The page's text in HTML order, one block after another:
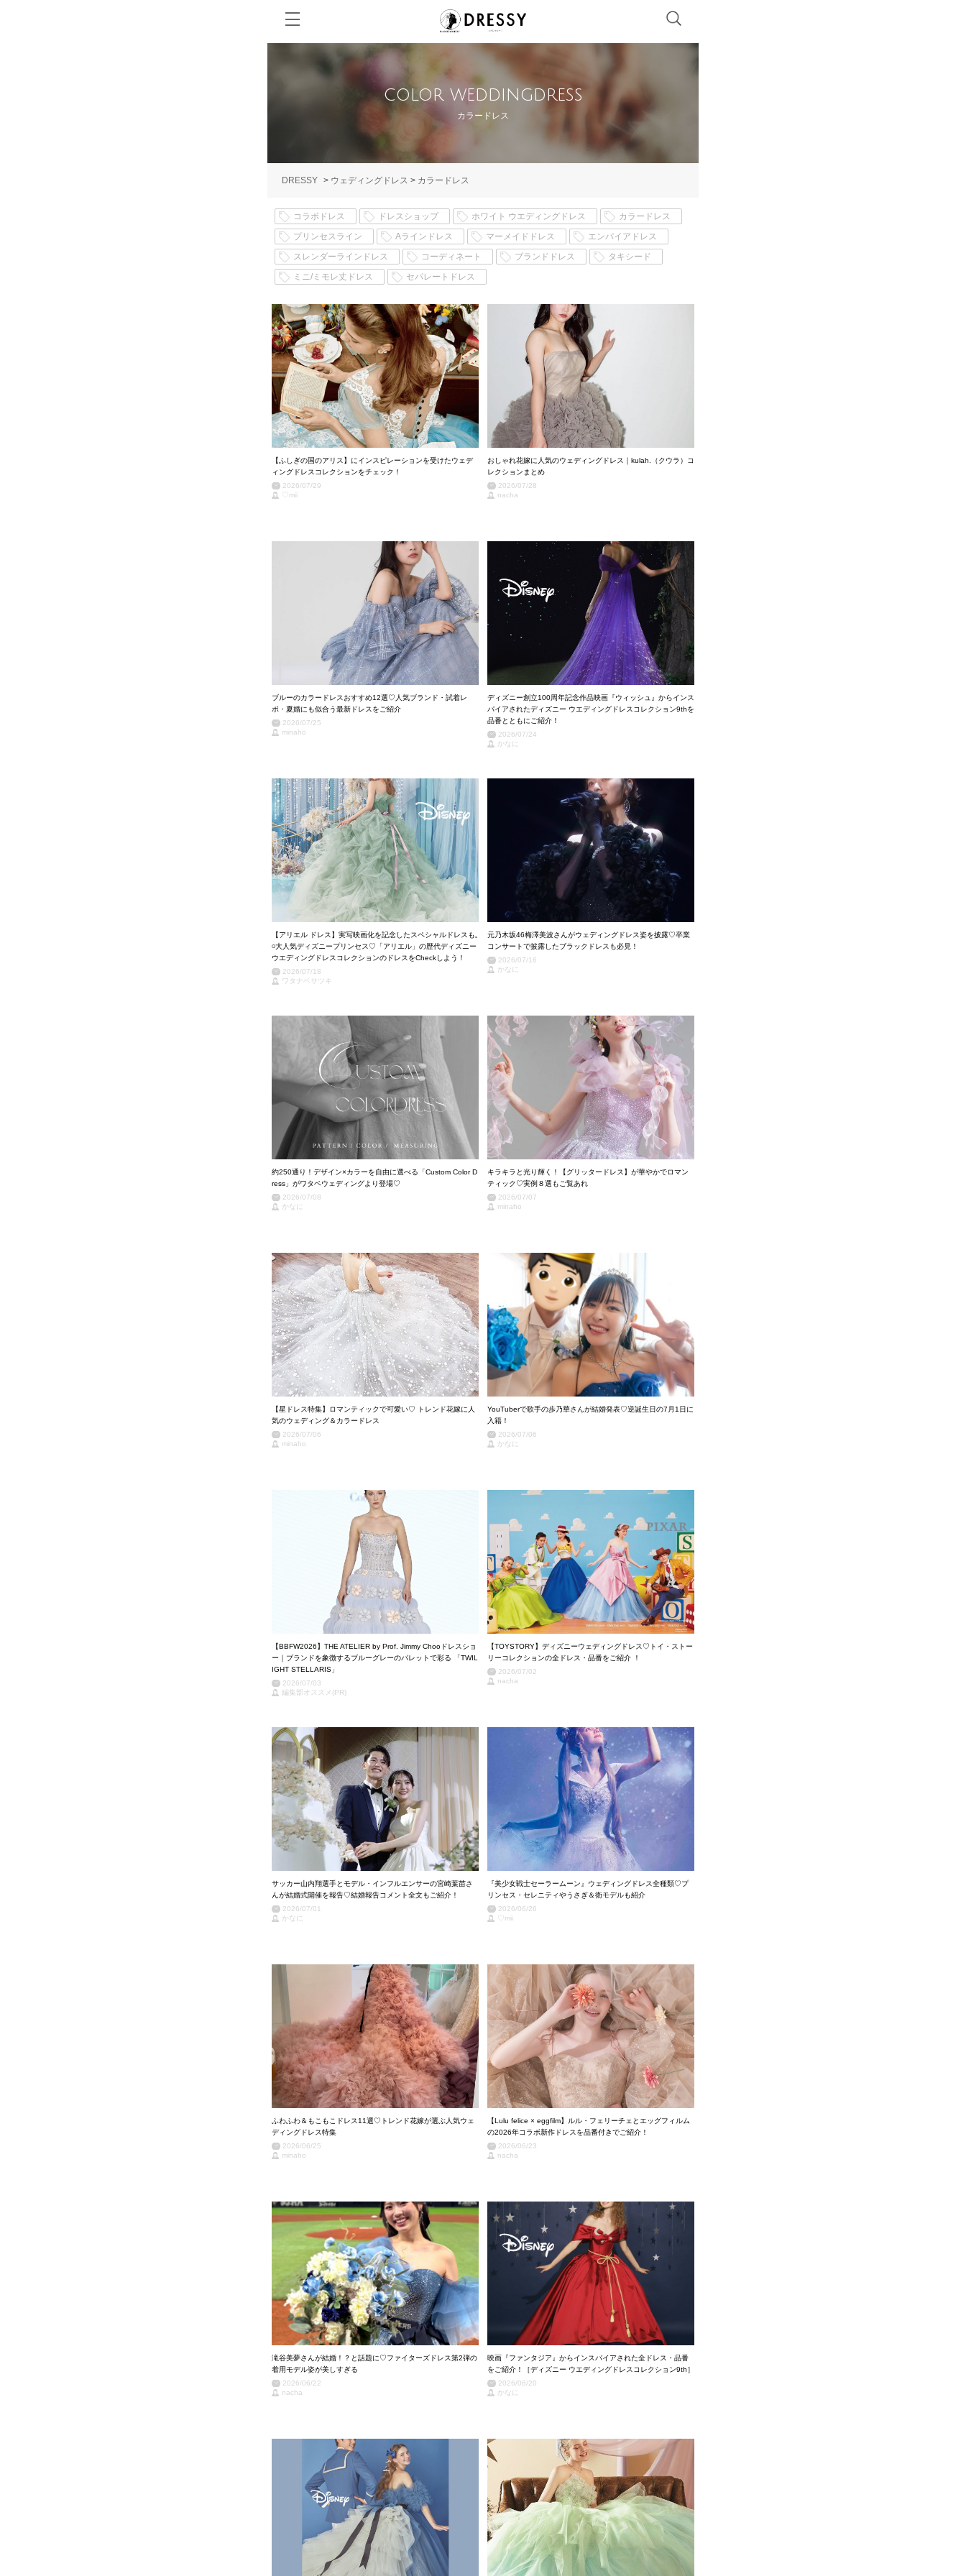
color weddingdress
カラードレス
DRESSY > ウェディングドレス > カラードレス
コラボドレス ドレスショップ ホワイト ウエディングドレス
カラードレス
プリンセスライン
Aラインドレス マーメイドドレス
エンパイアドレス
スレンダーラインドレス
コーディネート ブランドドレス
タキシード
ミニ/ミモレ丈ドレス
セパレートドレス
【ふしぎの国のアリス】にインスピレーションを受けたウェデ
ィングドレスコレクションをチェック！
2026/07/29
♡mii
おしゃれ花嫁に人気のウェディングドレス｜kulah.（クウラ）コ
レクションまとめ
2026/07/28
nacha
ブルーのカラードレスおすすめ12選♡人気ブランド・試着レ
ポ・夏婚にも似合う最新ドレスをご紹介
2026/07/25
minaho
ディズニー創立100周年記念作品映画『ウィッシュ』からインス
パイアされたディズニー ウエディングドレスコレクション9thを
品番とともにご紹介！
2026/07/24
かなに
【アリエル ドレス】実写映画化を記念したスペシャルドレスも𓈒
𓏸大人気ディズニープリンセス♡「アリエル」の歴代ディズニー
ウエディングドレスコレクションのドレスをCheckしよう！
2026/07/18
ワタナベサツキ
元乃木坂46梅澤美波さんがウェディングドレス姿を披露♡卒業
コンサートで披露したブラックドレスも必見！
2026/07/16
かなに
約250通り！デザイン×カラーを自由に選べる「Custom Color D
ress」がワタベウェディングより登場♡
2026/07/08
かなに
キラキラと光り輝く！【グリッタードレス】が華やかでロマン
ティック♡実例８選もご覧あれ
2026/07/07
minaho
【星ドレス特集】ロマンティックで可愛い♡ トレンド花嫁に人
気のウェディング＆カラードレス
2026/07/06
minaho
YouTuberで歌手の歩乃華さんが結婚発表♡逆誕生日の7月1日に
入籍！
2026/07/06
かなに
【BBFW2026】THE ATELIER by Prof. Jimmy Chooドレスショ
ー｜ブランドを象徴するブルーグレーのパレットで彩る 「TWIL
IGHT STELLARIS」
2026/07/03
編集部オススメ(PR)
【TOYSTORY】ディズニーウェディングドレス♡トイ・ストー
リーコレクションの全ドレス・品番をご紹介 ！
2026/07/02
nacha
サッカー山内翔選手とモデル・インフルエンサーの宮崎葉苗さ
んが結婚式開催を報告♡結婚報告コメント全文もご紹介！
2026/07/01
かなに
『美少女戦士セーラームーン』ウェディングドレス全種類♡プ
リンセス・セレニティやうさぎ＆衛モデルも紹介
2026/06/26
♡mii
ふわふわ＆もこもこドレス11選♡トレンド花嫁が選ぶ人気ウェ
ディングドレス特集
2026/06/25
minaho
【Lulu felice × eggfilm】ルル・フェリーチェとエッグフィルム
の2026年コラボ新作ドレスを品番付きでご紹介！
2026/06/23
nacha
滝谷美夢さんが結婚！？と話題に♡ファイターズドレス第2弾の
着用モデル姿が美しすぎる
2026/06/22
nacha
映画『ファンタジア』からインスパイアされた全ドレス・品番
をご紹介！［ディズニー ウエディングドレスコレクション9th］
2026/06/20
かなに